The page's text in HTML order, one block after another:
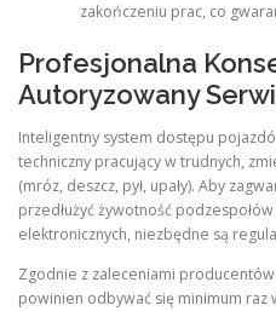
zakończeniu prac, co
Profesjonalna
Autoryzowany
Inteligentny system dostępu
techniczny pracujący w trudnych,
(mróz, deszcz, pył, upały). Aby
przedłużyć żywotność
elektronicznych, niezbędne są
Zgodnie z zaleceniami
powinien odbywać się minimum raz